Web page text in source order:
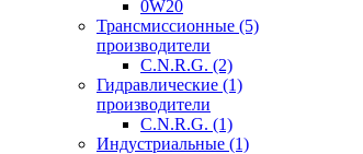
0W20
Трансмиссионные (5)
производители
C.N.R.G. (2)
Гидравлические (1)
производители
C.N.R.G. (1)
Индустриальные (1)